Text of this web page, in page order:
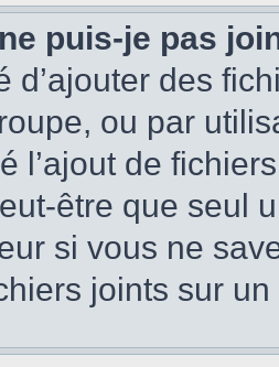
puis-je pas
d’ajouter des
ou par
l’ajout de
être que seul
si vous ne
joints sur un